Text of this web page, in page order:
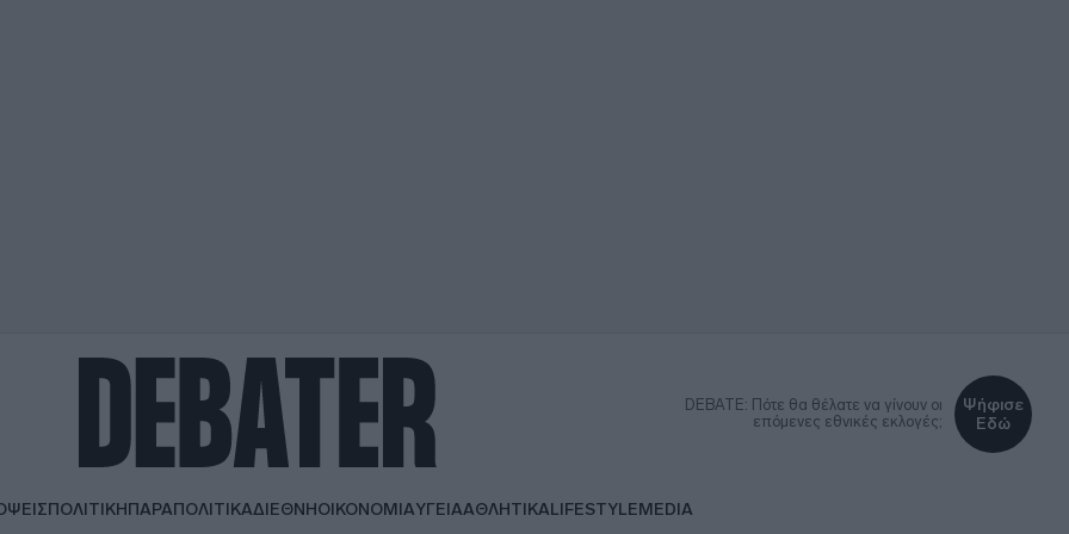
DEBATE: Πότε θα θέλατε να γίνουν οι
επόμενες εθνικές εκλογές;
Ψήφισε
Εδώ
ΠΟΛΙΤΙΚΗΠΑΡΑΠΟΛΙΤΙΚΑΔΙΕΘΝΗΟΙΚΟΝΟΜΙΑΥΓΕΙΑΑΘΛΗΤΙΚΑLIFESTYLEMEDIA